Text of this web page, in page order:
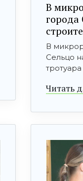
В
города
В
Сельцо
тротуара
Читать